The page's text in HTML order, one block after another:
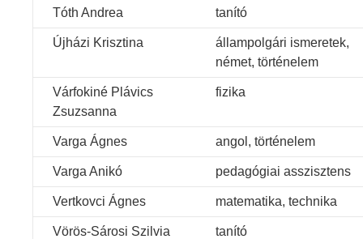
Tóth Andrea tanító
Újházi Krisztina
állampolgári ismeretek,
német, történelem
Várfokiné Plávics
Zsuzsanna
fizika
Varga Ágnes angol, történelem
Varga Anikó pedagógiai asszisztens
Vertkovci Ágnes matematika, technika
Vörös-Sárosi Szilvia tanító